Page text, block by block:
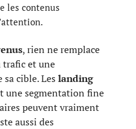
les contenus
, rien ne remplace
trafic et une
sa cible. Les landing
une segmentation fine
peuvent vraiment
aussi des